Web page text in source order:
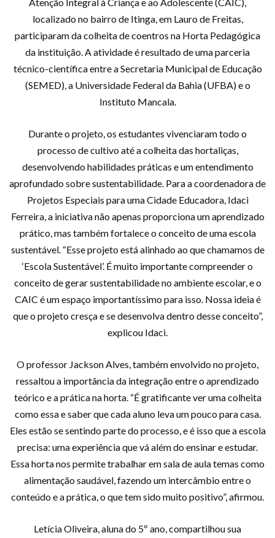
localizado no bairro de Itinga, em Lauro de Freitas,
participaram da colheita de coentros na Horta Pedagógica
da instituição. A atividade é resultado de uma parceria
técnico-científica entre a Secretaria Municipal de Educação
(SEMED), a Universidade Federal da Bahia (UFBA) e o
Instituto Mancala.
Durante o projeto, os estudantes vivenciaram todo o
processo de cultivo até a colheita das hortaliças,
desenvolvendo habilidades práticas e um entendimento
aprofundado sobre sustentabilidade. Para a coordenadora de
Projetos Especiais para uma Cidade Educadora, Idaci
Ferreira, a iniciativa não apenas proporciona um aprendizado
prático, mas também fortalece o conceito de uma escola
sustentável. “Esse projeto está alinhado ao que chamamos de
‘Escola Sustentável’. É muito importante compreender o
conceito de gerar sustentabilidade no ambiente escolar, e o
CAIC é um espaço importantíssimo para isso. Nossa ideia é
que o projeto cresça e se desenvolva dentro desse conceito”,
explicou Idaci.
O professor Jackson Alves, também envolvido no projeto,
ressaltou a importância da integração entre o aprendizado
teórico e a prática na horta. “É gratificante ver uma colheita
como essa e saber que cada aluno leva um pouco para casa.
Eles estão se sentindo parte do processo, e é isso que a escola
precisa: uma experiência que vá além do ensinar e estudar.
Essa horta nos permite trabalhar em sala de aula temas como
alimentação saudável, fazendo um intercâmbio entre o
conteúdo e a prática, o que tem sido muito positivo”, afirmou.
Letícia Oliveira, aluna do 5º ano, compartilhou sua